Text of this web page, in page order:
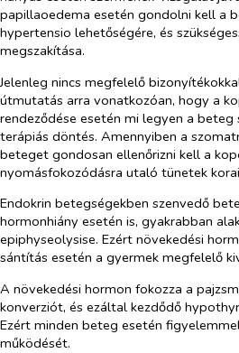
papillaoedema esetén gondolni kell a
hypertensio lehetőségére, és
megszakítása.
Jelenleg nincs megfelelő
útmutatás arra vonatkozóan, hogy a
rendeződése esetén mi legyen a
terápiás döntés. Amennyiben a
beteget gondosan ellenőrizni kell a
nyomásfokozódásra utaló tünetek
Endokrin betegségekben szenvedő
hormonhiány esetén is, gyakrabban
epiphyseolysise. Ezért növekedési
sántítás esetén a gyermek megfelelő
A növekedési hormon fokozza a
konverziót, és ezáltal kezdődő
Ezért minden beteg esetén
működését.